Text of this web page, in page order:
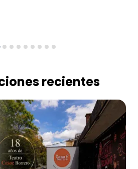
recientes